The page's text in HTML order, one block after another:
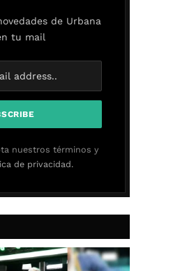
de Urbana
tu mail
nuestros términos y
de privacidad.